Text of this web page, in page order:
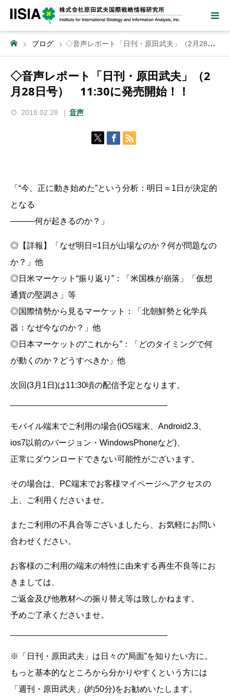
ブログ ◇音声レポート「日刊・原田武夫」（2月28日号） 11:30に発売開始！！
◇音声レポート「日刊・原田武夫」（2
月28日号） 11:30に発売開始！！
2018.02.28 音声
「“今、正に動き始めた”という分析：明日＝1日が決定的
となる
―――何が起きるのか？」
◎【詳報】「なぜ明日=1日が山場なのか？何が問題なの
か？」他
◎日米マーケット“振り返り”：「米国株が崩落」「仮想
通貨の堅調さ」等
◎国際情勢から見るマーケット：「北朝鮮勢と化学兵
器：なぜ今なのか？」他
◎日本マーケットの“これから”：「どのタイミングで何
が動くのか？どうすべきか」他
次回(3月1日)は11:30頃の配信予定となります。
モバイル端末でご利用の場合(iOS端末、Android2.3、
ios7以前のバージョン・WindowsPhoneなど)、
正常にダウンロードできない可能性がございます。
その場合は、PC端末でお客様マイページへアクセスの
上、ご利用くださいませ。
またご利用の不具合等ございましたら、お気軽にお問い
合わせください。
お客様のご利用の端末の特性に由来する再生不良等にお
きましては、
ご返金及び他教材への振り替え等は致しかねます。
予めご了承くださいませ。
※「日刊・原田武夫」は日々の“局面”を知りたい方に。
もっと基本的なところから分かりやすくという方には
「週刊・原田武夫」(約50分)をお勧めいたします。